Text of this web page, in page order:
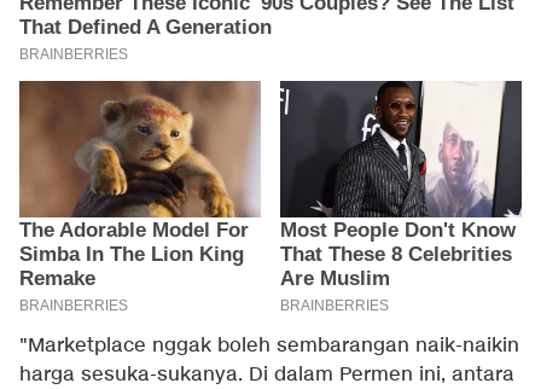
"Marketplace nggak boleh sembarangan naik-naikin
harga sesuka-sukanya. Di dalam Permen ini, antara